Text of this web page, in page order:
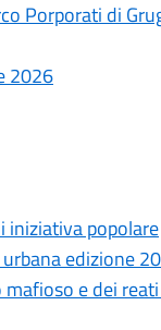
Porporati di
2026
iniziativa popolare
edizione
e dei